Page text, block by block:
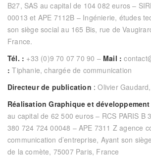
B27, SAS au capital de 104 082 euros –
00013 et APE 7112B – Ingénierie, études
son siège social au 165 Bis, rue de
France.
Tél. : +33 (0)9 70 07 70 90 – Mail :
: Tiphanie, chargée de communication
Directeur de publication :Olivier
Réalisation Graphique et
au capital de 62 500 euros – RCS PARIS B
380 724 724 00048 – APE 7311 Z agence
communication d’entreprise, Ayant son
de la comète, 75007 Paris, France